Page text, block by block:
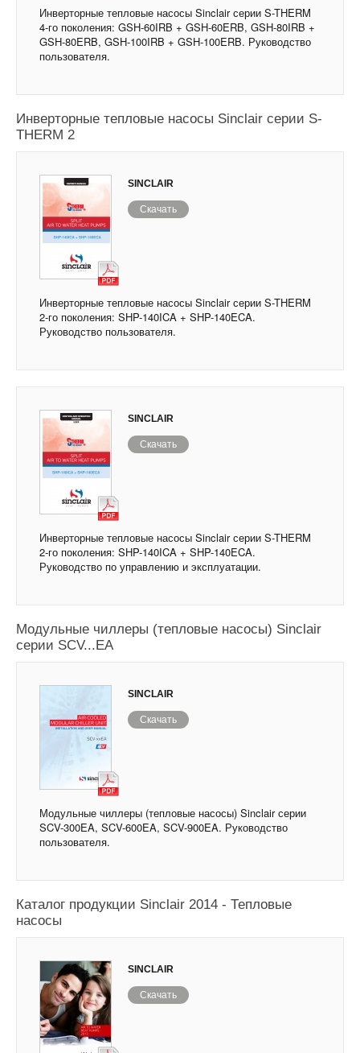
Инверторные тепловые насосы Sinclair серии S-THERM
4-го поколения: GSH-60IRB + GSH-60ERB, GSH-80IRB +
GSH-80ERB, GSH-100IRB + GSH-100ERB. Руководство
пользователя.
Инверторные тепловые насосы Sinclair серии S-
THERM 2
SINCLAIR
Скачать
Инверторные тепловые насосы Sinclair серии S-THERM
2-го поколения: SHP-140ICA + SHP-140ECA.
Руководство пользователя.
SINCLAIR
Скачать
Инверторные тепловые насосы Sinclair серии S-THERM
2-го поколения: SHP-140ICA + SHP-140ECA.
Руководство по управлению и эксплуатации.
Модульные чиллеры (тепловые насосы) Sinclair
серии SCV...EA
SINCLAIR
Скачать
Модульные чиллеры (тепловые насосы) Sinclair серии
SCV-300EA, SCV-600EA, SCV-900EA. Руководство
пользователя.
Каталог продукции Sinclair 2014 - Тепловые
насосы
SINCLAIR
Скачать